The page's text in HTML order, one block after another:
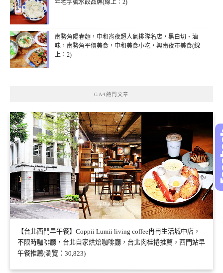
年老字號水餃品牌(線上：2)
南勢角陽春麵，中和宵夜超人氣排隊名店，黑白切、滷
味，南勢角平價美食，中和美食小吃，興南夜市美食(線
上：2)
GA4熱門文章
【台北西門早午餐】Coppii Lumii living coffee冉冉生活城中店，
不限時咖啡廳，台北自家烘焙咖啡廳，台北肉桂捲推薦，西門站早
午餐推薦(瀏覽：30,823)